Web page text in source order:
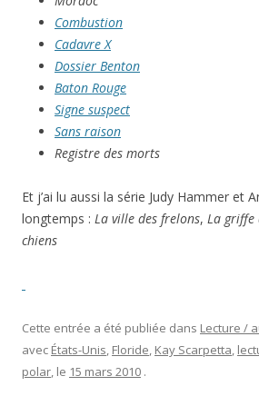
Combustion
Cadavre X
Dossier Benton
Baton Rouge
Signe suspect
Sans raison
Registre des morts
Et j’ai lu aussi la série Judy Hammer et
longtemps : La ville des frelons, La griffe
chiens
Cette entrée a été publiée dans Lecture /
avec États-Unis, Floride, Kay Scarpetta,
polar, le 15 mars 2010 .